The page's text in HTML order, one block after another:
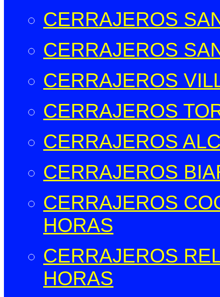
CERRAJEROS
CERRAJEROS
CERRAJEROS
CERRAJEROS
CERRAJEROS
CERRAJEROS
CERRAJEROS
HORAS
CERRAJEROS
HORAS